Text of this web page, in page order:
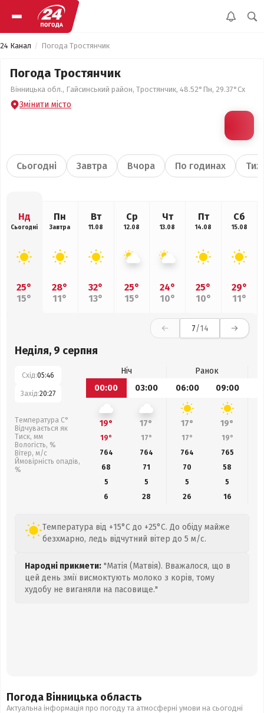
24 Канал Погода Тростянчик
Погода Тростянчик
Вінницька обл., Гайсинський район, Тростянчик, 48.52°Пн, 29.37°Сх
Змінити місто
Сьогодні Завтра Вчора По годинах
Нд
Сьогодні
25°
15°
Пн
Завтра
28°
11°
Вт
11.08
32°
13°
Ср
12.08
25°
15°
Чт
13.08
24°
10°
Пт
14.08
25°
10°
Сб
15.08
29°
11°
7/14
Неділя, 9 серпня
Схід:05:46
Захід:20:27
Температура С°
Відчувається як
Тиск, мм
Вологість, %
Вітер, м/с
Ймовірність опадів,
%
Ніч
Ранок
00:00
03:00 06:00 09:00
19° 17° 17° 19°
19° 17° 17° 19°
764
764 764 765
68
71 70 58
5
5 5
5
6
28 26 16
Температура від +15°C до +25°C. До обіду майже
безхмарно, ледь відчутний вітер до 5 м/с.
Народні прикмети: "Матія (Матвія). Вважалося, що в
цей день змії висмоктують молоко з корів, тому
худобу не виганяли на пасовище."
Погода Вінницька область
Актуальна інформація про погоду та атмосферні умови на сьогодні